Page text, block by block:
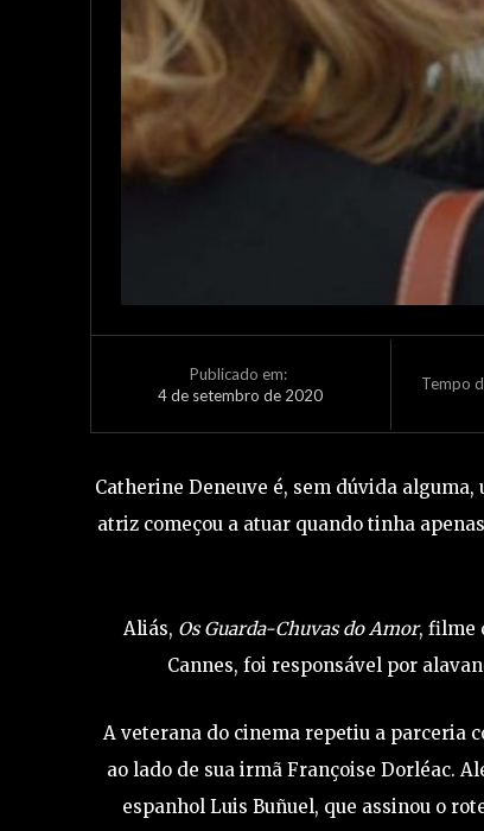
Publicado em:
4 de setembro de 2020
Tempo
Catherine Deneuve é, sem dúvida
atriz começou a atuar quando tinha
Aliás, Os Guarda-Chuvas do Amor, filme
Cannes, foi responsável por
A veterana do cinema repetiu a parceria
ao lado de sua irmã Françoise Dorléac.
espanhol Luis Buñuel, que assinou o